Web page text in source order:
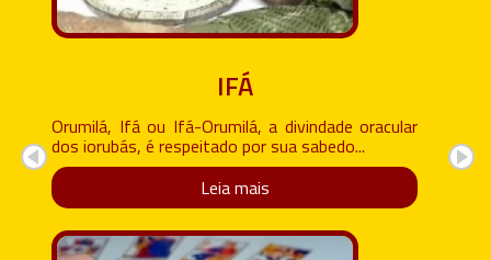
IFÁ
Orumilá, Ifá ou Ifá-Orumilá, a divindade oracular
dos iorubás, é respeitado por sua sabedo...
Leia mais